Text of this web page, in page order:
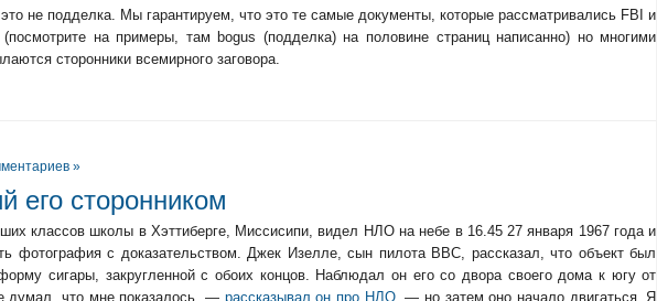
не подделка. Мы гарантируем, что это те самые документы, которые рассматривались FBI и
на примеры, там bogus (подделка) на половине страниц написанно) но многими
сторонники всемирного заговора.
»
его сторонником
классов школы в Хэттиберге, Миссисипи, видел НЛО на небе в 16.45 27 января 1967 года и
фотография с доказательством. Джек Изелле, сын пилота ВВС, рассказал, что объект был
сигары, закругленной с обоих концов. Наблюдал он его со двора своего дома к югу от
думал, что мне показалось, — рассказывал он про НЛО, — но затем оно начало двигаться. Я